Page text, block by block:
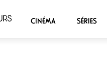
CINÉMA SÉRIES